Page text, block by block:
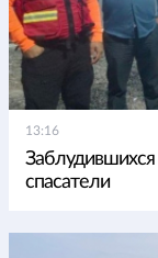
13:16
спасатели